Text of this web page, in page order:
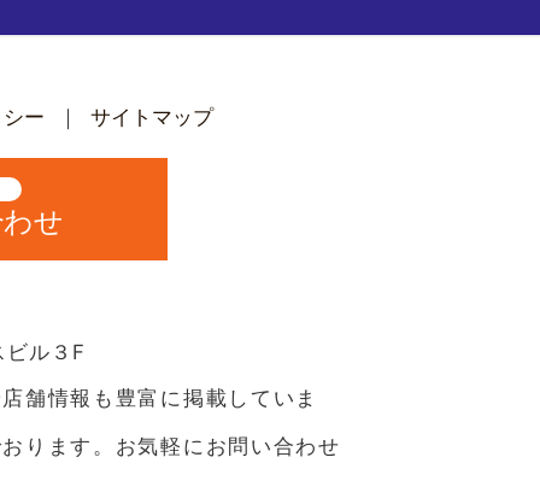
ー サイトマップ
せ
ル３F
舗情報も豊富に掲載していま
ります。お気軽にお問い合わせ